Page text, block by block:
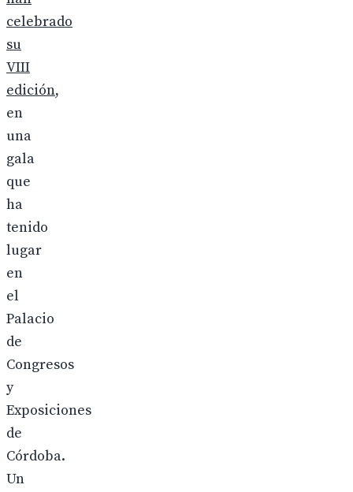
celebrado
su
VIII
edición,
en
una
gala
que
ha
tenido
lugar
en
el
Palacio
de
Congresos
y
Exposiciones
de
Córdoba.
Un